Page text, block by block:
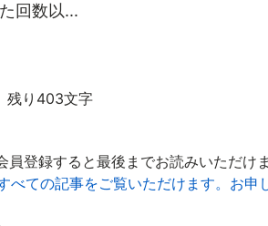
回数以...
残り403文字
登録すると最後までお読みいただけま
べての記事をご覧いただけます。お申